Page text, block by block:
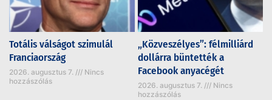
Totális válságot szimulál
Franciaország
2026. augusztus 7.
Nincs
hozzászólás
„Közveszélyes”: félmilliárd
dollárra büntették a
Facebook anyacégét
2026. augusztus 7.
Nincs
hozzászólás